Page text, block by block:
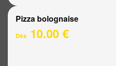
Pizza bolognaise
Dès 10.00 €